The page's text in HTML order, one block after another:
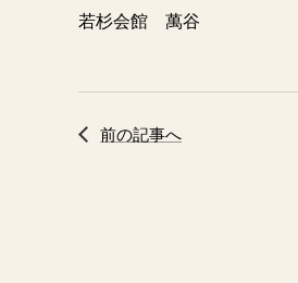
若杉会館 萬谷
前の記事へ